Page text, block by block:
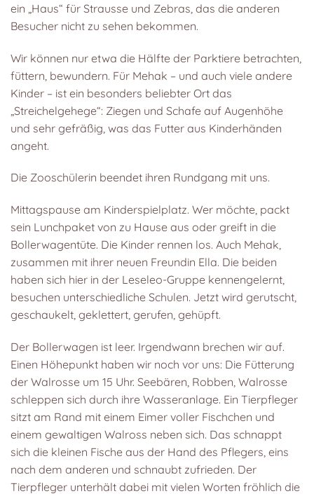
ein „Haus“ für Strausse und Zebras, das die anderen
Besucher nicht zu sehen bekommen.
Wir können nur etwa die Hälfte der Parktiere betrachten,
füttern, bewundern. Für Mehak – und auch viele andere
Kinder – ist ein besonders beliebter Ort das
„Streichelgehege“: Ziegen und Schafe auf Augenhöhe
und sehr gefräßig, was das Futter aus Kinderhänden
angeht.
Die Zooschülerin beendet ihren Rundgang mit uns.
Mittagspause am Kinderspielplatz. Wer möchte, packt
sein Lunchpaket von zu Hause aus oder greift in die
Bollerwagentüte. Die Kinder rennen los. Auch Mehak,
zusammen mit ihrer neuen Freundin Ella. Die beiden
haben sich hier in der Leseleo-Gruppe kennengelernt,
besuchen unterschiedliche Schulen. Jetzt wird gerutscht,
geschaukelt, geklettert, gerufen, gehüpft.
Der Bollerwagen ist leer. Irgendwann brechen wir auf.
Einen Höhepunkt haben wir noch vor uns: Die Fütterung
der Walrosse um 15 Uhr. Seebären, Robben, Walrosse
schleppen sich durch ihre Wasseranlage. Ein Tierpfleger
sitzt am Rand mit einem Eimer voller Fischchen und
einem gewaltigen Walross neben sich. Das schnappt
sich die kleinen Fische aus der Hand des Pflegers, eins
nach dem anderen und schnaubt zufrieden. Der
Tierpfleger unterhält dabei mit vielen Worten fröhlich die